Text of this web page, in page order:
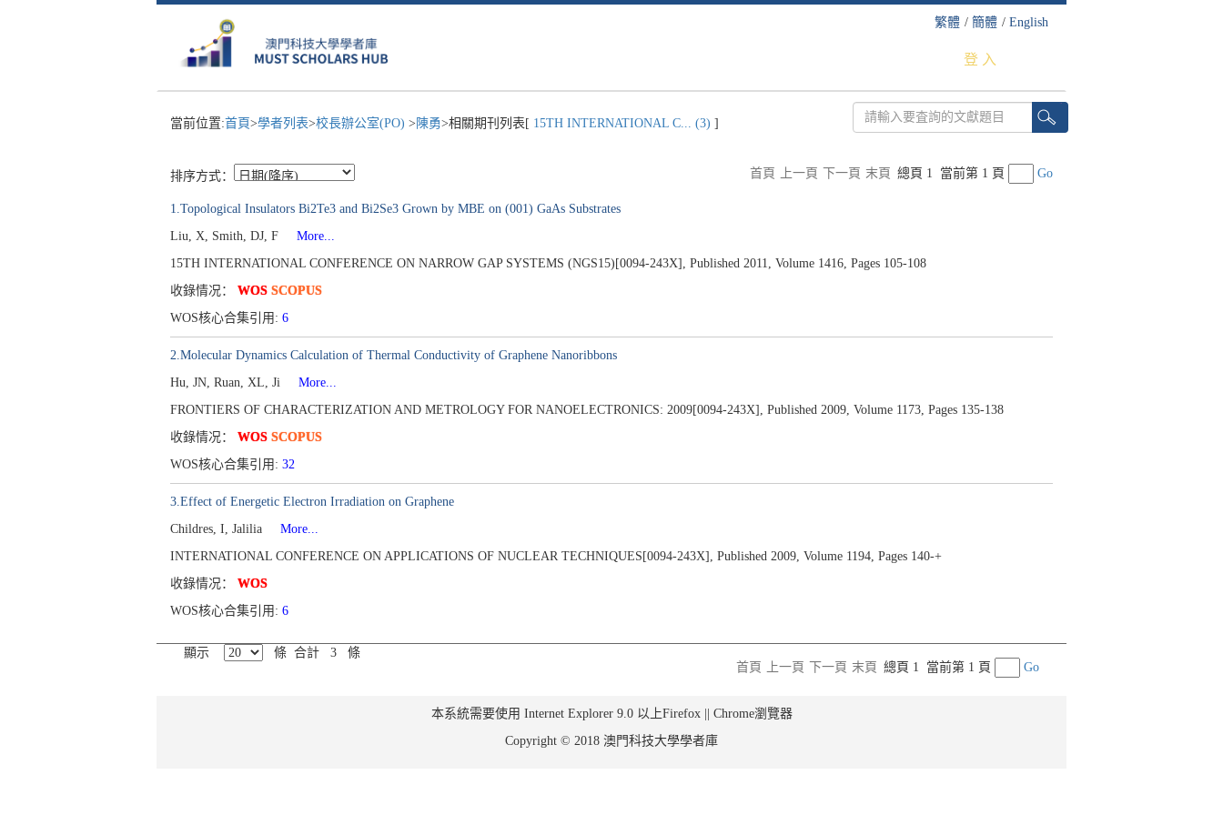
繁體 / 簡體 / English
登 入
當前位置:首頁>學者列表>校長辦公室(PO) > 陳勇>相關期刊列表[ 15TH INTERNATIONAL C... (3) ]
排序方式： 首頁 上一頁 下一頁 末頁 總頁 1 當前第 1 頁 Go
1.Topological Insulators Bi2Te3 and Bi2Se3 Grown by MBE on (001) GaAs Substrates
Liu, X, Smith, DJ, F
More...
15TH INTERNATIONAL CONFERENCE ON NARROW GAP SYSTEMS (NGS15)[0094-243X], Published 2011, Volume 1416, Pages 105-108
收錄情况： WOS SCOPUS
WOS核心合集引用: 6
2.Molecular Dynamics Calculation of Thermal Conductivity of Graphene Nanoribbons
Hu, JN, Ruan, XL, Ji
More...
FRONTIERS OF CHARACTERIZATION AND METROLOGY FOR NANOELECTRONICS: 2009[0094-243X], Published 2009, Volume 1173, Pages 135-138
收錄情况： WOS SCOPUS
WOS核心合集引用: 32
3.Effect of Energetic Electron Irradiation on Graphene
Childres, I, Jalilia
More...
INTERNATIONAL CONFERENCE ON APPLICATIONS OF NUCLEAR TECHNIQUES[0094-243X], Published 2009, Volume 1194, Pages 140-+
收錄情况： WOS
WOS核心合集引用: 6
顯示
條 合計 3 條
首頁
上一頁 下一頁 末頁 總頁 1 當前第 1 頁 Go
本系統需要使用 Internet Explorer 9.0 以上Firefox || Chrome瀏覽器
Copyright © 2018 澳門科技大學學者庫